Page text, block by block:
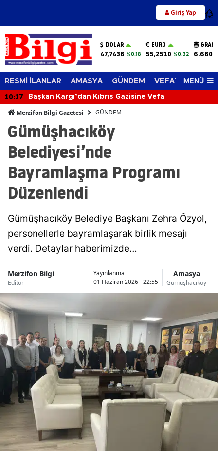
Giriş Yap 12
DOLAR
47,7436 %0.18
EURO
55,2510 %0.32
RESMİ İLANLAR AMASYA GÜNDEM VEFAT EDENLER
MENÜ
10:17 Başkan Kargı’dan Kıbrıs Gazisine Vefa
Merzifon Bilgi Gazetesi GÜNDEM
Gümüşhacıköy
Belediyesi’nde
Bayramlaşma Programı
Düzenlendi
Gümüşhacıköy Belediye Başkanı Zehra Özyol,
personellerle bayramlaşarak birlik mesajı
verdi. Detaylar haberimizde…
Merzifon Bilgi
Editör
Yayınlanma
01 Haziran 2026 - 22:55
Amasya
Gümüşhacıköy